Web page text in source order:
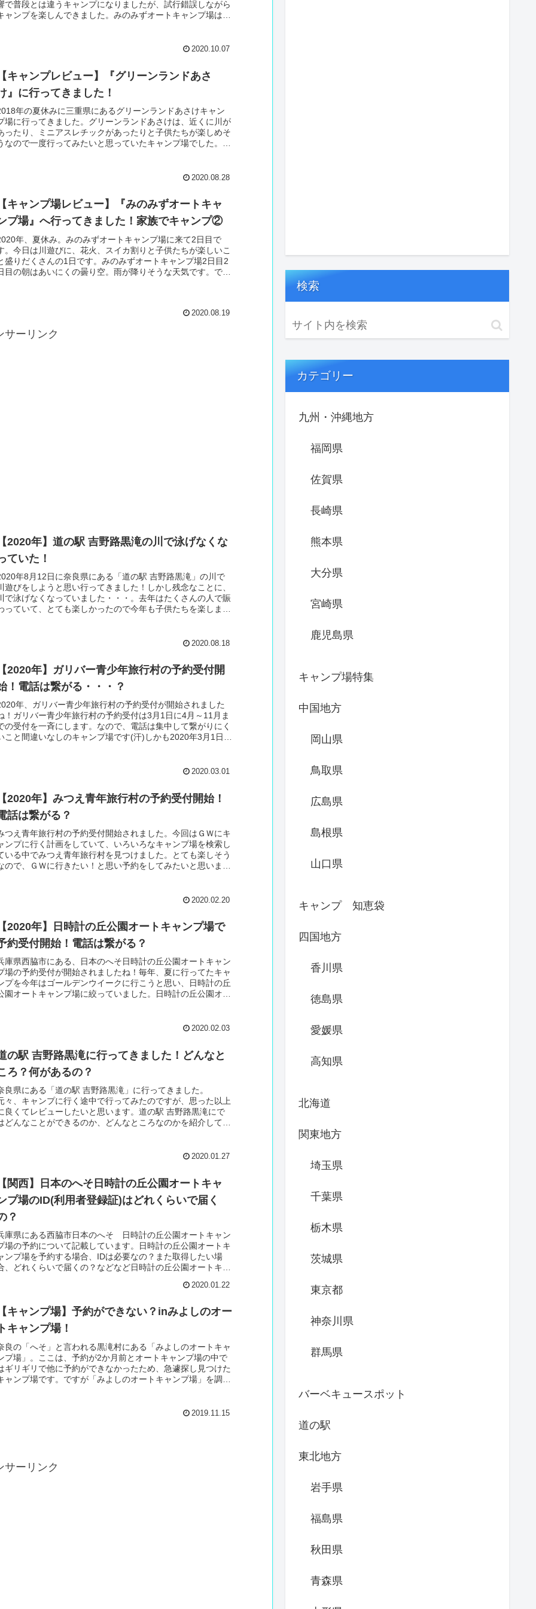
で普段とは違うキャンプになりましたが、試行錯誤しながら
ャンプを楽しんできました。みのみずオートキャンプ場はど
2020.10.07
キャンプレビュー】『グリーンランドあさ
』に行ってきました！
年の夏休みに三重県にあるグリーンランドあさけキャン
場に行ってきました。グリーンランドあさけは、近くに川が
ったり、ミニアスレチックがあったりと子供たちが楽しめそ
なので一度行ってみたいと思っていたキャンプ場でした。８
2020.08.28
キャンプ場レビュー】『みのみずオートキャ
プ場』へ行ってきました！家族でキャンプ②
年、夏休み。みのみずオートキャンプ場に来て2日目で
。今日は川遊びに、花火、スイカ割りと子供たちが楽しいこ
盛りだくさんの1日です。みのみずオートキャンプ場2日目2
目の朝はあいにくの曇り空。雨が降りそうな天気です。です
2020.08.19
サーリンク
2020年】道の駅 吉野路黒滝の川で泳げなくな
ていた！
年8月12日に奈良県にある「道の駅 吉野路黒滝」の川で
遊びをしようと思い行ってきました！しかし残念なことに、
で泳げなくなっていました・・・。去年はたくさんの人で賑
っていて、とても楽しかったので今年も子供たちを楽しませ
2020.08.18
2020年】ガリバー青少年旅行村の予約受付開
！電話は繋がる・・・？
年、ガリバー青少年旅行村の予約受付が開始されました
！ガリバー青少年旅行村の予約受付は3月1日に4月～11月ま
の受付を一斉にします。なので、電話は集中して繋がりにく
こと間違いなしのキャンプ場です(汗)しかも2020年3月1日は
2020.03.01
2020年】みつえ青年旅行村の予約受付開始！
話は繋がる？
つえ青年旅行村の予約受付開始されました。今回はＧＷにキ
ンプに行く計画をしていて、いろいろなキャンプ場を検索し
いる中でみつえ青年旅行村を見つけました。とても楽しそう
ので、ＧＷに行きたい！と思い予約をしてみたいと思いま
2020.02.20
2020年】日時計の丘公園オートキャンプ場で
約受付開始！電話は繋がる？
庫県西脇市にある、日本のへそ日時計の丘公園オートキャン
場の予約受付が開始されましたね！毎年、夏に行ってたキャ
プを今年はゴールデンウイークに行こうと思い、日時計の丘
園オートキャンプ場に絞っていました。日時計の丘公園オー
2020.02.03
の駅 吉野路黒滝に行ってきました！どんなと
ろ？何があるの？
良県にある「道の駅 吉野路黒滝」に行ってきました。
々、キャンプに行く途中で行ってみたのですが、思った以上
良くてレビューしたいと思います。道の駅 吉野路黒滝にで
どんなことができるのか、どんなところなのかを紹介してい
2020.01.27
関西】日本のへそ日時計の丘公園オートキャ
プ場のID(利用者登録証)はどれくらいで届く
？
庫県にある西脇市日本のへそ 日時計の丘公園オートキャン
場の予約について記載しています。日時計の丘公園オートキ
ンプ場を予約する場合、IDは必要なの？また取得したい場
、どれくらいで届くの？などなど日時計の丘公園オートキャ
2020.01.22
キャンプ場】予約ができない？inみよしのオー
キャンプ場！
良の「へそ」と言われる黒滝村にある「みよしのオートキャ
プ場」。ここは、予約が2か月前とオートキャンプ場の中で
ギリギリで他に予約ができなかったため、急遽探し見つけた
ャンプ場です。ですが「みよしのオートキャンプ場」を調べ
2019.11.15
サーリンク
検索
カテゴリー
九州・沖縄地方
福岡県
佐賀県
長崎県
熊本県
大分県
宮崎県
鹿児島県
キャンプ場特集
中国地方
岡山県
鳥取県
広島県
島根県
山口県
キャンプ 知恵袋
四国地方
香川県
徳島県
愛媛県
高知県
北海道
関東地方
埼玉県
千葉県
栃木県
茨城県
東京都
神奈川県
群馬県
バーベキュースポット
道の駅
東北地方
岩手県
福島県
秋田県
青森県